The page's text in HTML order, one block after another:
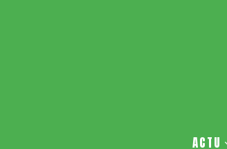
ACTU